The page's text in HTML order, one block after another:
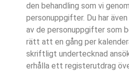
den behandling som vi
personuppgifter. Du har
av de personuppgifter som
rätt att en gång per
skriftligt undertecknad
erhålla ett registerutdrag